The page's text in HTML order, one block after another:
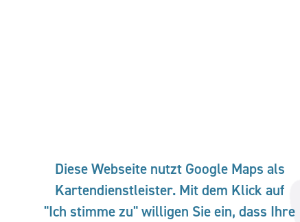
Diese Webseite nutzt Google Maps als
Kartendienstleister. Mit dem Klick auf
"Ich stimme zu" willigen Sie ein, dass Ihre